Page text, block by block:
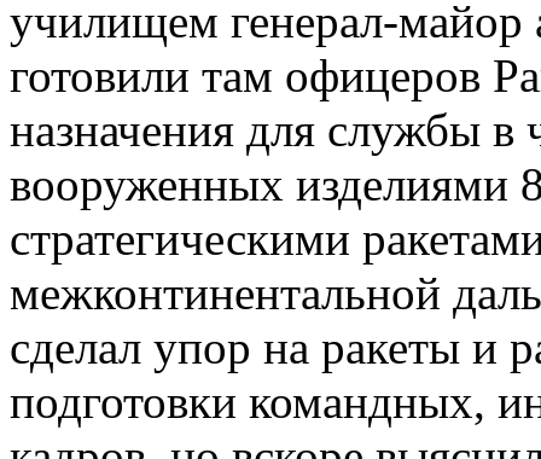
училищем генерал-
готовили там офицеров
назначения для службы в
вооруженных изделиями
стратегическими
межконтинентальной
сделал упор на ракеты и
подготовки командных,